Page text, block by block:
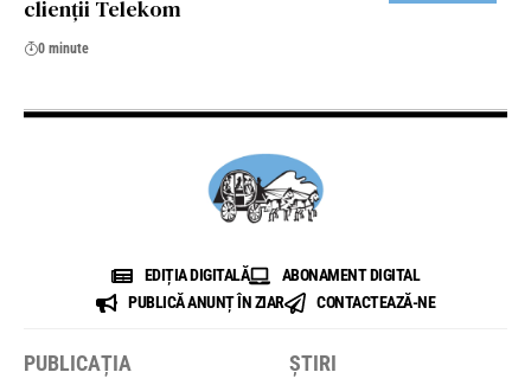
clienții Telekom
0 minute
EDIȚIA DIGITALĂ
ABONAMENT DIGITAL
PUBLICĂ ANUNȚ ÎN ZIAR
CONTACTEAZĂ-NE
PUBLICAȚIA ȘTIRI